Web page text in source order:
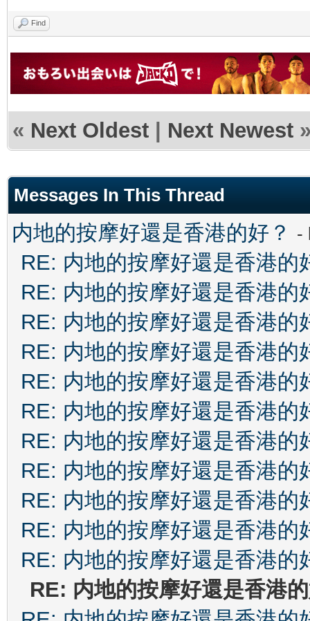
Find
« Next Oldest | Next Newest
Messages In This Thread
内地的按摩好還是香港的好？ -
RE: 内地的按摩好還是香港的
RE: 内地的按摩好還是香港的
RE: 内地的按摩好還是香港的
RE: 内地的按摩好還是香港的
RE: 内地的按摩好還是香港的
RE: 内地的按摩好還是香港的
RE: 内地的按摩好還是香港的
RE: 内地的按摩好還是香港的
RE: 内地的按摩好還是香港的
RE: 内地的按摩好還是香港的
RE: 内地的按摩好還是香港的
RE: 内地的按摩好還是香港